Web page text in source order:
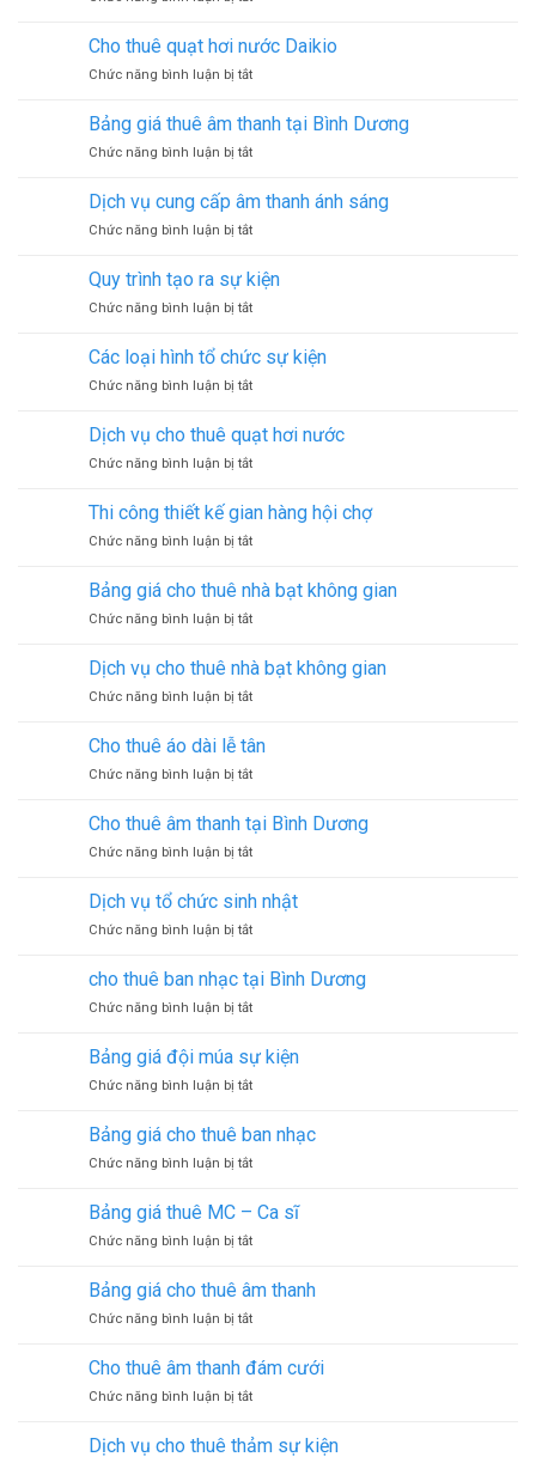
chợ
hiểu
về
màn
LED
Cho thuê quạt hơi nước Daikio
Chức năng bình luận bị tắtở
thuê
quạt
hơi
Daikio
Bảng giá thuê âm thanh tại Bình Dương
Chức năng bình luận bị tắtở
giá
thuê
âm
tại
Bình
Dương
Dịch vụ cung cấp âm thanh ánh sáng
Chức năng bình luận bị tắtở
vụ
cung
cấp
thanh
sáng
Quy trình tạo ra sự kiện
Chức năng bình luận bị tắtở
tạo
ra
kiện
Các loại hình tổ chức sự kiện
Chức năng bình luận bị tắtở
loại
hình
tổ
sự
Dịch vụ cho thuê quạt hơi nước
Chức năng bình luận bị tắtở
cho
thuê
hơi
Thi công thiết kế gian hàng hội chợ
Chức năng bình luận bị tắtở
công
thiết
kế
hàng
chợ
Bảng giá cho thuê nhà bạt không gian
Chức năng bình luận bị tắtở
giá
cho
thuê
bạt
gian
Dịch vụ cho thuê nhà bạt không gian
Chức năng bình luận bị tắtở
vụ
cho
thuê
bạt
không
gian
Cho thuê áo dài lễ tân
Chức năng bình luận bị tắtở
thuê
áo
dài
tân
Cho thuê âm thanh tại Bình Dương
Chức năng bình luận bị tắtở
thuê
âm
thanh
Bình
Dương
Dịch vụ tổ chức sinh nhật
Chức năng bình luận bị tắtở
vụ
tổ
chức
nhật
cho thuê ban nhạc tại Bình Dương
Chức năng bình luận bị tắtở
thuê
ban
nhạc
Bình
Bảng giá đội múa sự kiện
Chức năng bình luận bị tắtở
đội
múa
kiện
Bảng giá cho thuê ban nhạc
Chức năng bình luận bị tắtở
giá
cho
thuê
nhạc
Bảng giá thuê MC – Ca sĩ
Chức năng bình luận bị tắtở
thuê
MC
Ca
Bảng giá cho thuê âm thanh
Chức năng bình luận bị tắtở
giá
cho
thuê
thanh
Cho thuê âm thanh đám cưới
Chức năng bình luận bị tắtở
thuê
âm
Dịch vụ cho thuê thảm sự kiện